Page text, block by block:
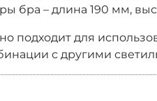
бра – длина 190 мм,
подходит для
с другими